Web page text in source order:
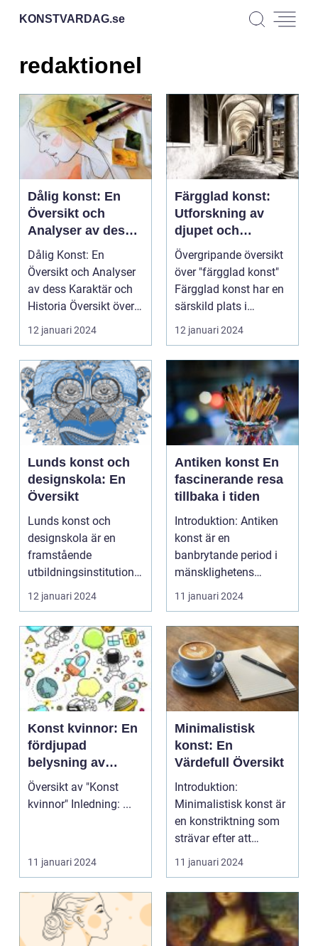
KONSTVARDAG.se
redaktionel
Dålig konst: En
Översikt och
Analyser av dess
Karaktär och
Historia
Dålig Konst: En
Översikt och Analyser
av dess Karaktär och
Historia Översikt över
"dålig konst" "...
12 januari 2024
Färgglad konst:
Utforskning av
djupet och
variationen
Övergripande översikt
över "färgglad konst"
Färgglad konst har en
särskild plats i
konstvärlden då ...
12 januari 2024
Lunds konst och
designskola: En
Översikt
Lunds konst och
designskola är en
framstående
utbildningsinstitution
som erbjuder en bred
kunskap oc...
12 januari 2024
Antiken konst En
fascinerande resa
tillbaka i tiden
Introduktion: Antiken
konst är en
banbrytande period i
mänsklighetens
historia där konsten
nådde nya...
11 januari 2024
Konst kvinnor: En
fördjupad
belysning av
konstens kvinnliga
mästare
Översikt av "Konst
kvinnor" Inledning: ...
11 januari 2024
Minimalistisk
konst: En
Värdefull Översikt
Introduktion:
Minimalistisk konst är
en konstriktning som
strävar efter att
förenkla och reducera
11 januari 2024